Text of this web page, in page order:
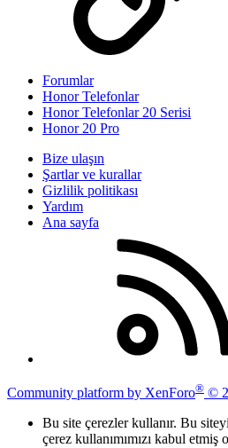
Forumlar
Honor Telefonlar
Honor Telefonlar 20 Serisi
Honor 20 Pro
Bize ulaşın
Şartlar ve kurallar
Gizlilik politikası
Yardım
Ana sayfa
Community platform by XenForo® ©
Bu site çerezler kullanır. Bu
çerez kullanımımızı kabul etmiş